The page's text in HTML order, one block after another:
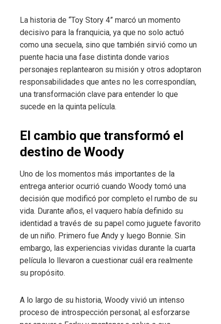
La historia de “Toy Story 4” marcó un momento
decisivo para la franquicia, ya que no solo actuó
como una secuela, sino que también sirvió como un
puente hacia una fase distinta donde varios
personajes replantearon su misión y otros adoptaron
responsabilidades que antes no les correspondían,
una transformación clave para entender lo que
sucede en la quinta película.
El cambio que transformó el
destino de Woody
Uno de los momentos más importantes de la
entrega anterior ocurrió cuando Woody tomó una
decisión que modificó por completo el rumbo de su
vida. Durante años, el vaquero había definido su
identidad a través de su papel como juguete favorito
de un niño. Primero fue Andy y luego Bonnie. Sin
embargo, las experiencias vividas durante la cuarta
película lo llevaron a cuestionar cuál era realmente
su propósito.
A lo largo de su historia, Woody vivió un intenso
proceso de introspección personal; al esforzarse